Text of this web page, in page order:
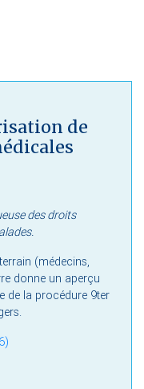
de
des droits
(médecins,
donne un aperçu
de la procédure 9ter